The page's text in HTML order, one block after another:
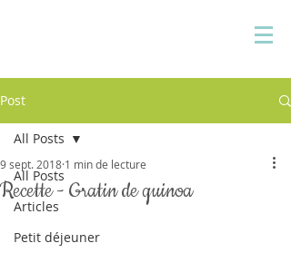
Post
All Posts
Articles
Petit déjeuner
All Posts
Recette - Gratin de quinoa
9 sept. 2018 1 min de lecture